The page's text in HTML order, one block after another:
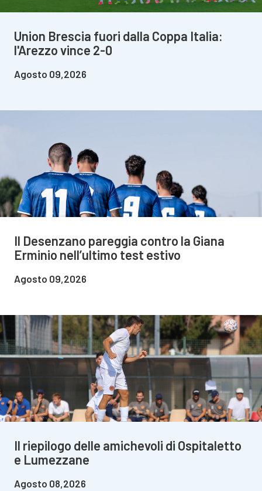
Union Brescia fuori dalla Coppa Italia:
l'Arezzo vince 2-0
Agosto 09,2026
Il Desenzano pareggia contro la Giana
Erminio nell’ultimo test estivo
Agosto 09,2026
Il riepilogo delle amichevoli di Ospitaletto
e Lumezzane
Agosto 08,2026